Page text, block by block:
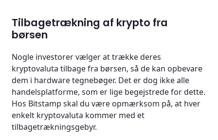
Tilbagetrækning af krypto fra
børsen
Nogle investorer vælger at trække deres
kryptovaluta tilbage fra børsen, så de kan opbevare
dem i hardware tegnebøger. Det er dog ikke alle
handelsplatforme, som er lige begejstrede for dette.
Hos Bitstamp skal du være opmærksom på, at hver
enkelt kryptovaluta kommer med et
tilbagetrækningsgebyr.